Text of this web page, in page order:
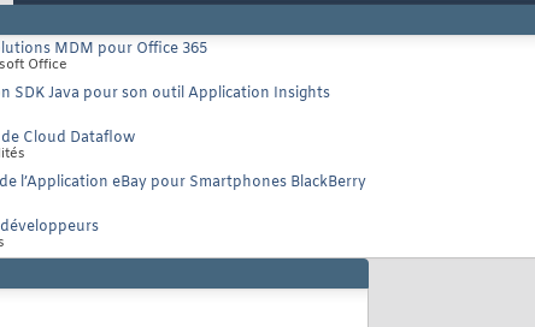
MDM pour Office 365
Office
SDK Java pour son outil Application Insights
Cloud Dataflow
l’Application eBay pour Smartphones BlackBerry